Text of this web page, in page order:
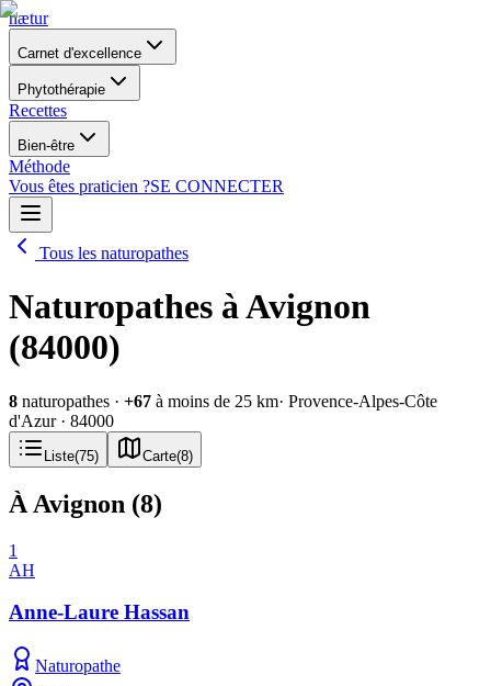
nætur
Carnet d'excellence
Phytothérapie
Recettes
Bien-être
Méthode
Vous êtes praticien ?SE CONNECTER
Tous les naturopathes
Naturopathes à Avignon
(84000)
8 naturopathes · +67 à moins de 25 km· Provence-Alpes-Côte
d'Azur· 84000
Liste(75) Carte(8)
À Avignon (8)
1
AH
Anne-Laure Hassan
Naturopathe